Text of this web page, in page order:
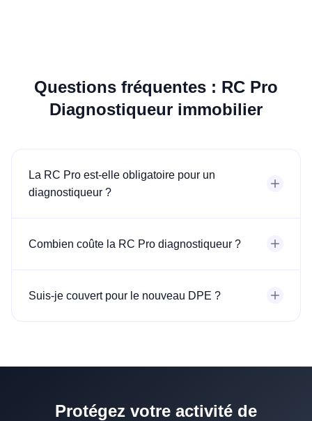
Questions fréquentes : RC Pro
Diagnostiqueur immobilier
La RC Pro est-elle obligatoire pour un
diagnostiqueur ?
Combien coûte la RC Pro diagnostiqueur ?
Suis-je couvert pour le nouveau DPE ?
Protégez votre activité de